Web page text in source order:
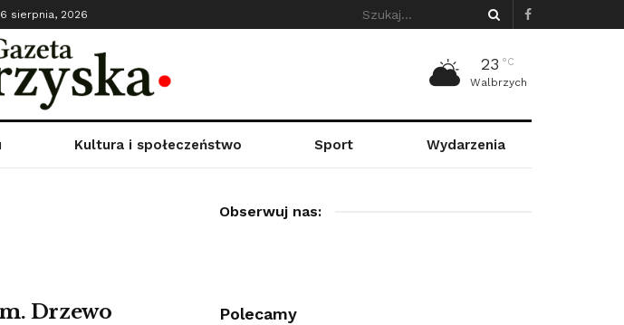
sierpnia, 2026
23 °C
Walbrzych
Kultura i społeczeństwo Sport Wydarzenia
Drzewo
Obserwuj nas:
Polecamy